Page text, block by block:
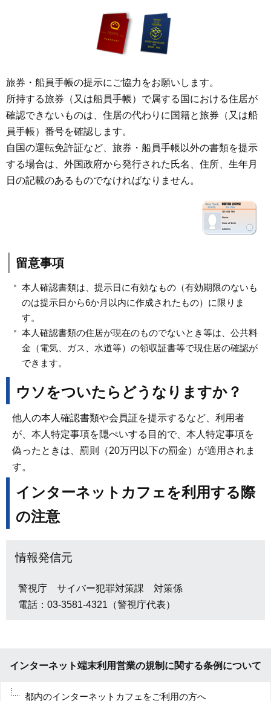
旅券・船員手帳の提示にご協力をお願いします。
所持する旅券（又は船員手帳）で属する国における住居が
確認できないものは、住居の代わりに国籍と旅券（又は船
員手帳）番号を確認します。
自国の運転免許証など、旅券・船員手帳以外の書類を提示
する場合は、外国政府から発行された氏名、住所、生年月
日の記載のあるものでなければなりません。
留意事項
本人確認書類は、提示日に有効なもの（有効期限のないも
のは提示日から6か月以内に作成されたもの）に限りま
す。
本人確認書類の住居が現在のものでないとき等は、公共料
金（電気、ガス、水道等）の領収証書等で現住居の確認が
できます。
ウソをついたらどうなりますか？
他人の本人確認書類や会員証を提示するなど、利用者
が、本人特定事項を隠ぺいする目的で、本人特定事項を
偽ったときは、罰則（20万円以下の罰金）が適用されま
す。
インターネットカフェを利用する際
の注意
情報発信元
警視庁 サイバー犯罪対策課 対策係
電話：03-3581-4321（警視庁代表）
インターネット端末利用営業の規制に関する条例について
都内のインターネットカフェをご利用の方へ